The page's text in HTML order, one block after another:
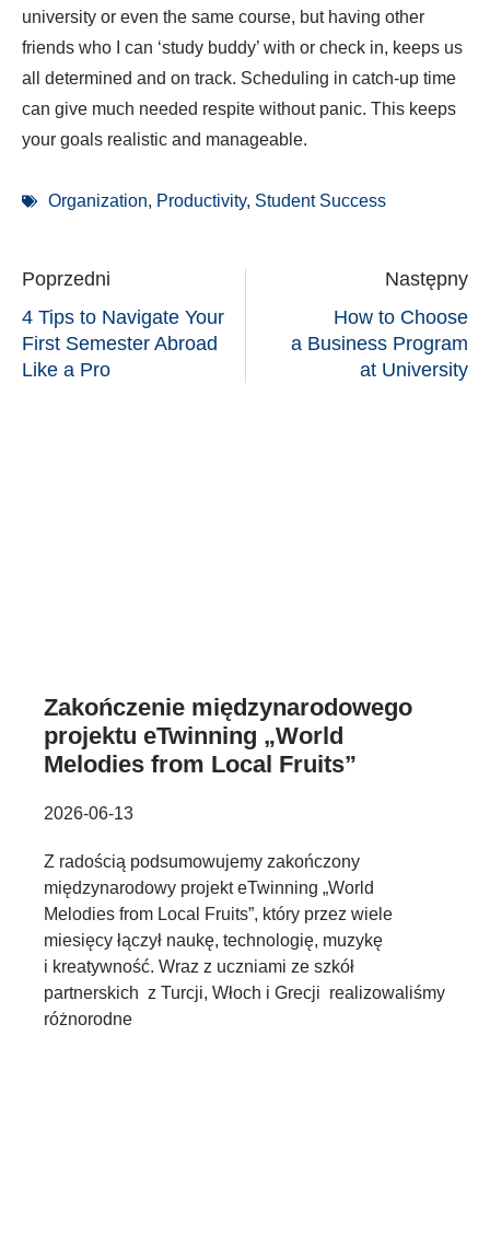
university or even the same course, but having other
friends who I can ‘study buddy’ with or check in, keeps us
all determined and on track. Scheduling in catch-up time
can give much needed respite without panic. This keeps
your goals realistic and manageable.
Organization, Productivity, Student Success
Poprzedni
4 Tips to Navigate Your
First Semester Abroad
Like a Pro
Następny
How to Choose
a Business Program
at University
Zakończenie międzynarodowego
projektu eTwinning „World
Melodies from Local Fruits”
2026-06-13
Z radością podsumowujemy zakończony
międzynarodowy projekt eTwinning „World
Melodies from Local Fruits”, który przez wiele
miesięcy łączył naukę, technologię, muzykę
i kreatywność. Wraz z uczniami ze szkół
partnerskich z Turcji, Włoch i Grecji realizowaliśmy
różnorodne